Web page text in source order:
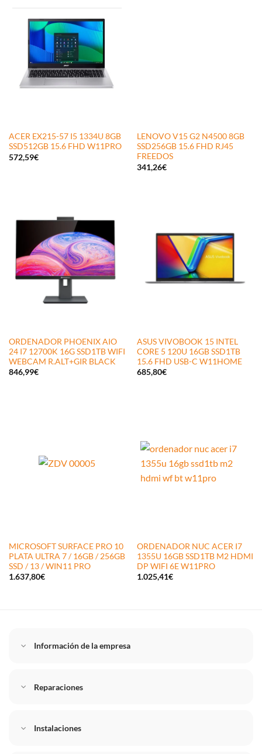
ACER EX215-57 I5 1334U 8GB
SSD512GB 15.6 FHD W11PRO
572,59€
LENOVO V15 G2 N4500 8GB
SSD256GB 15.6 FHD RJ45
FREEDOS
341,26€
ORDENADOR PHOENIX AIO
24 I7 12700K 16G SSD1TB WIFI
WEBCAM R.ALT+GIR BLACK
846,99€
ASUS VIVOBOOK 15 INTEL
CORE 5 120U 16GB SSD1TB
15.6 FHD USB-C W11HOME
685,80€
MICROSOFT SURFACE PRO 10
PLATA ULTRA 7 / 16GB / 256GB
SSD / 13 / WIN11 PRO
1.637,80€
ORDENADOR NUC ACER I7
1355U 16GB SSD1TB M2 HDMI
DP WIFI 6E W11PRO
1.025,41€
Información de la empresa
Reparaciones
Instalaciones